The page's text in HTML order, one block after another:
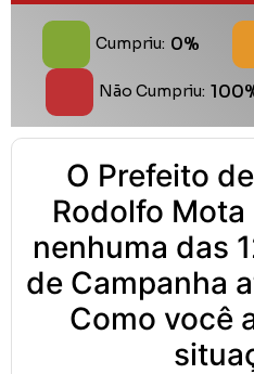
Cumpriu: 0%
Não Cumpriu:
O Prefeito
Rodolfo
nenhuma das
de Campanha
Como você